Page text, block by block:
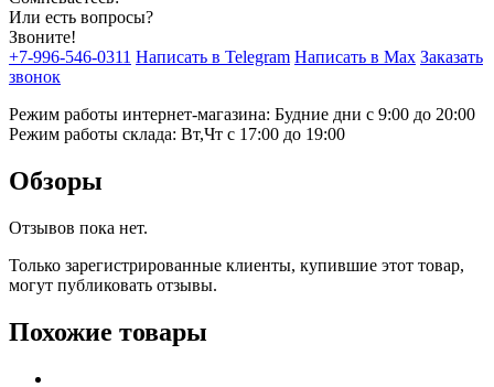
Или есть вопросы?
Звоните!
+7-996-546-0311 Написать в Telegram Написать в Max Заказать
звонок
Режим работы интернет-магазина: Будние дни с 9:00 до 20:00
Режим работы склада: Вт,Чт с 17:00 до 19:00
Обзоры
Отзывов пока нет.
Только зарегистрированные клиенты, купившие этот товар,
могут публиковать отзывы.
Похожие товары